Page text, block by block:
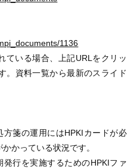
1136
いる場合、上記URLをクリッ
。資料一覧から最新のスライド
箋の運用にはHPKIカードが必
かっている状況です。
行を実施するためのHPKIファ